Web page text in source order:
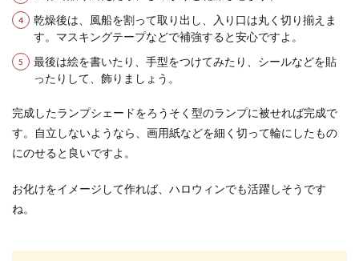
乾燥後は、風船を割って取り出し、入り口は丸く切り揃えま
す。マスキングテープなどで補強すると安心ですよ。
最後は絵を書いたり、手型をつけてみたり、シールなどを貼
ったりして、飾りましょう。
完成したランプシェードをろうそく型のランプに被せれば完成で
す。自立しないようなら、画用紙などを細く切って輪にしたもの
にのせると良いですよ。
お化けをイメージして作れば、ハロウィンでも活躍しそうです
ね。